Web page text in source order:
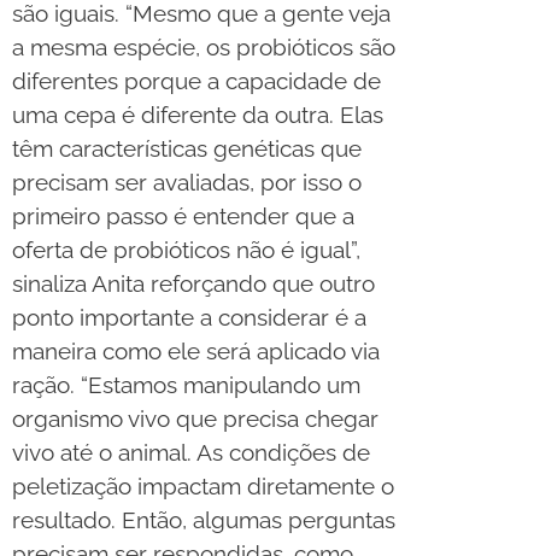
são iguais. “Mesmo que a gente veja
a mesma espécie, os probióticos são
diferentes porque a capacidade de
uma cepa é diferente da outra. Elas
têm características genéticas que
precisam ser avaliadas, por isso o
primeiro passo é entender que a
oferta de probióticos não é igual”,
sinaliza Anita reforçando que outro
ponto importante a considerar é a
maneira como ele será aplicado via
ração. “Estamos manipulando um
organismo vivo que precisa chegar
vivo até o animal. As condições de
peletização impactam diretamente o
resultado. Então, algumas perguntas